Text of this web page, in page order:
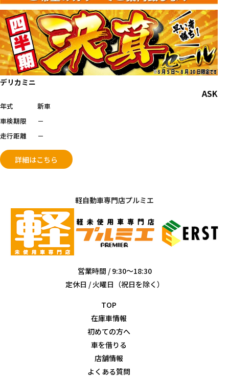
デリカミニ
ASK
年式
新車
車検期限
－
走行距離
－
詳細はこちら
軽自動車専門店プルミエ
営業時間 / 9:30～18:30
定休日 / 火曜日（祝日を除く）
TOP
在庫車情報
初めての方へ
車を借りる
店舗情報
よくある質問